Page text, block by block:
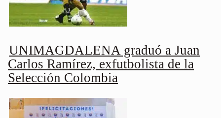
UNIMAGDALENA graduó a Juan
Carlos Ramírez, exfutbolista de la
Selección Colombia